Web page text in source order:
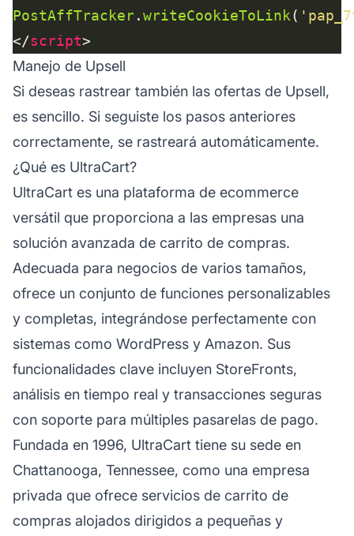
PostAffTracker.writeCookieToLink(
</script
Manejo de Upsell
Si deseas rastrear también las ofertas de Upsell,
es sencillo. Si seguiste los pasos anteriores
correctamente, se rastreará automáticamente.
¿Qué es UltraCart?
UltraCart es una plataforma de ecommerce
versátil que proporciona a las empresas una
solución avanzada de carrito de compras.
Adecuada para negocios de varios tamaños,
ofrece un conjunto de funciones personalizables
y completas, integrándose perfectamente con
sistemas como WordPress y Amazon. Sus
funcionalidades clave incluyen StoreFronts,
análisis en tiempo real y transacciones seguras
con soporte para múltiples pasarelas de pago.
Fundada en 1996, UltraCart tiene su sede en
Chattanooga, Tennessee, como una empresa
privada que ofrece servicios de carrito de
compras alojados dirigidos a pequeñas y